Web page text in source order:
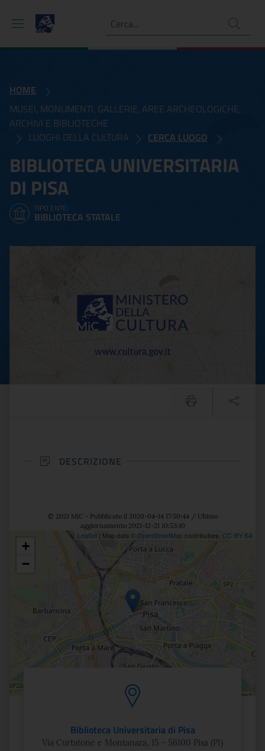
Ricerca
HOME
MUSEI, MONUMENTI, GALLERIE, AREE ARCHEOLOGICHE,
ARCHIVI E BIBLIOTECHE
LUOGHI DELLA CULTURA
CERCA LUOGO
BIBLIOTECA UNIVERSITARIA
DI PISA
TIPO ENTE:
BIBLIOTECA STATALE
DESCRIZIONE
© 2021 MiC - Pubblicato il 2020-04-14 17:50:44 / Ultimo
aggiornamento 2021-12-21 10:53:10
Posizione
+
−
Leaflet | Map data © OpenStreetMapcontributors, CC-BY-SA
Biblioteca Universitaria di Pisa
Via Curtatone e Montanara, 15 - 56100 Pisa (PI)